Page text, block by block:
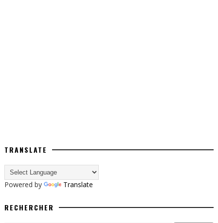
TRANSLATE
Powered by Translate
RECHERCHER